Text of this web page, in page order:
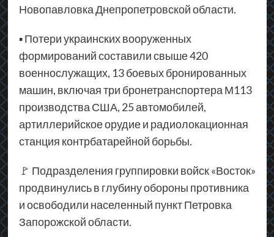
Новопавловка Днепропетровской области.
▪ Потери украинских вооруженных
формирований составили свыше 420
военнослужащих, 13 боевых бронированных
машин, включая три бронетранспортера М113
производства США, 25 автомобилей,
артиллерийское орудие и радиолокационная
станция контрбатарейной борьбы.
🚩 Подразделения группировки войск «Восток»
продвинулись в глубину обороны противника
и освободили населенный пункт Петровка
Запорожской области.